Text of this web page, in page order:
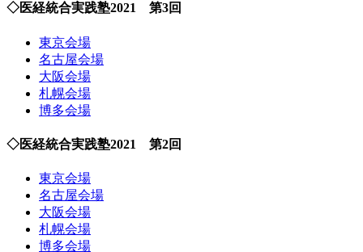
◇医経統合実践塾2021 第3回
東京会場
名古屋会場
大阪会場
札幌会場
博多会場
◇医経統合実践塾2021 第2回
東京会場
名古屋会場
大阪会場
札幌会場
博多会場